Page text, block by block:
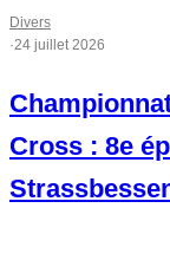
Divers
·24 juillet 2026
Cross : 8e